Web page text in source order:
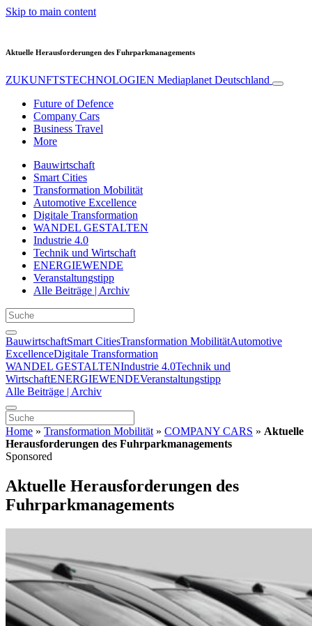
Skip to main content
Aktuelle Herausforderungen des Fuhrparkmanagements
ZUKUNFTSTECHNOLOGIEN Mediaplanet Deutschland
Future of Defence
Company Cars
Business Travel
More
Bauwirtschaft
Smart Cities
Transformation Mobilität
Automotive Excellence
Digitale Transformation
WANDEL GESTALTEN
Industrie 4.0
Technik und Wirtschaft
ENERGIEWENDE
Veranstaltungstipp
Alle Beiträge | Archiv
BauwirtschaftSmart CitiesTransformation MobilitätAutomotive
ExcellenceDigitale Transformation
WANDEL GESTALTENIndustrie 4.0Technik und
WirtschaftENERGIEWENDEVeranstaltungstipp
Alle Beiträge | Archiv
Home » Transformation Mobilität » COMPANY CARS » Aktuelle
Herausforderungen des Fuhrparkmanagements
Sponsored
Aktuelle Herausforderungen des
Fuhrparkmanagements